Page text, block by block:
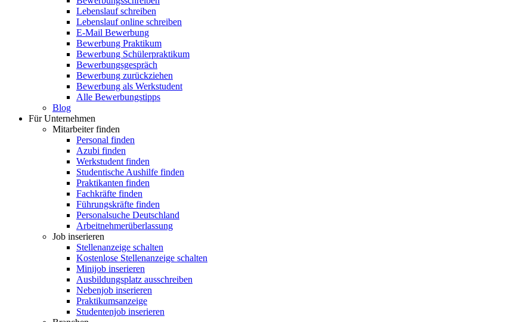
Lebenslauf schreiben
Lebenslauf online schreiben
E-Mail Bewerbung
Bewerbung Praktikum
Bewerbung Schülerpraktikum
Bewerbungsgespräch
Bewerbung zurückziehen
Bewerbung als Werkstudent
Alle Bewerbungstipps
Blog
Für Unternehmen
Mitarbeiter finden
Personal finden
Azubi finden
Werkstudent finden
Studentische Aushilfe finden
Praktikanten finden
Fachkräfte finden
Führungskräfte finden
Personalsuche Deutschland
Arbeitnehmerüberlassung
Job inserieren
Stellenanzeige schalten
Kostenlose Stellenanzeige schalten
Minijob inserieren
Ausbildungsplatz ausschreiben
Nebenjob inserieren
Praktikumsanzeige
Studentenjob inserieren